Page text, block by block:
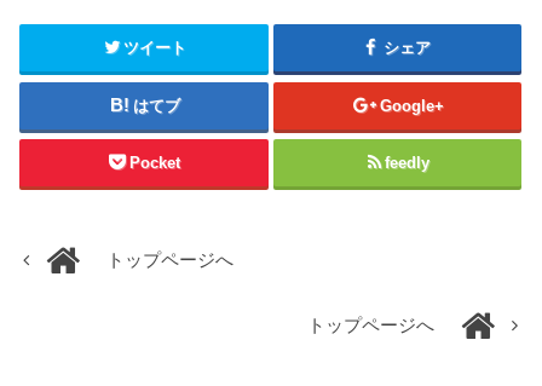
ツイート シェア
はてブ Google+
Pocket feedly
トップページへ
トップページへ